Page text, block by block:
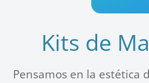
Kits de
Pensamos en la estética